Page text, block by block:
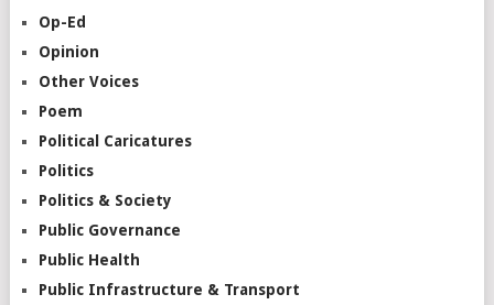
Op-Ed
Opinion
Other Voices
Poem
Political Caricatures
Politics
Politics & Society
Public Governance
Public Health
Public Infrastructure & Transport